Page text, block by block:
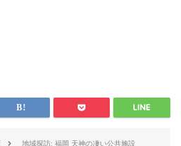
地域探訪: 福岡 天神の凄い公共施設